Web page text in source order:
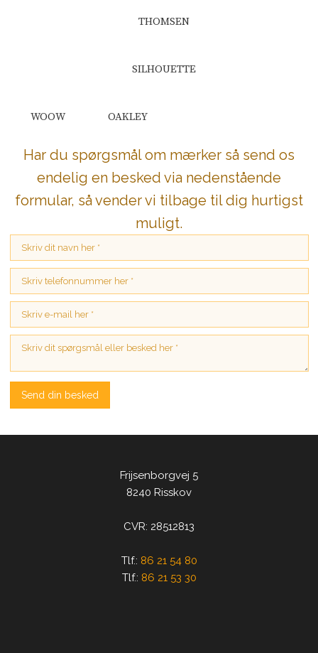
THOMSEN​
SILHOUETTE​
WOOW​ OAKLEY​
Har du spørgsmål om mærker så send os
endelig en besked via nedenstående
formular, så vender vi tilbage til dig hurtigst
muligt.
​Frijsenborgvej 5
8240 Risskov
CVR: 28512813​
​Tlf.: 86 21 54 80
Tlf.: 86 21 53 30